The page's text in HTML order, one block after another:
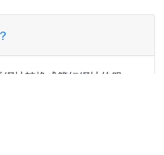
址轉換成簡短網址的服